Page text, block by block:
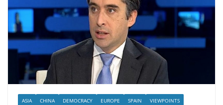
ASIA CHINA DEMOCRACY EUROPE SPAIN VIEWPOINTS